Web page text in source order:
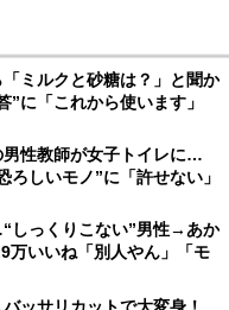
「ミルクと砂糖は？」と聞か
「これから使います」
男性教師が女子トイレに…
ろしいモノ”に「許せない」
しっくりこない”男性→あか
いいね「別人やん」「モ